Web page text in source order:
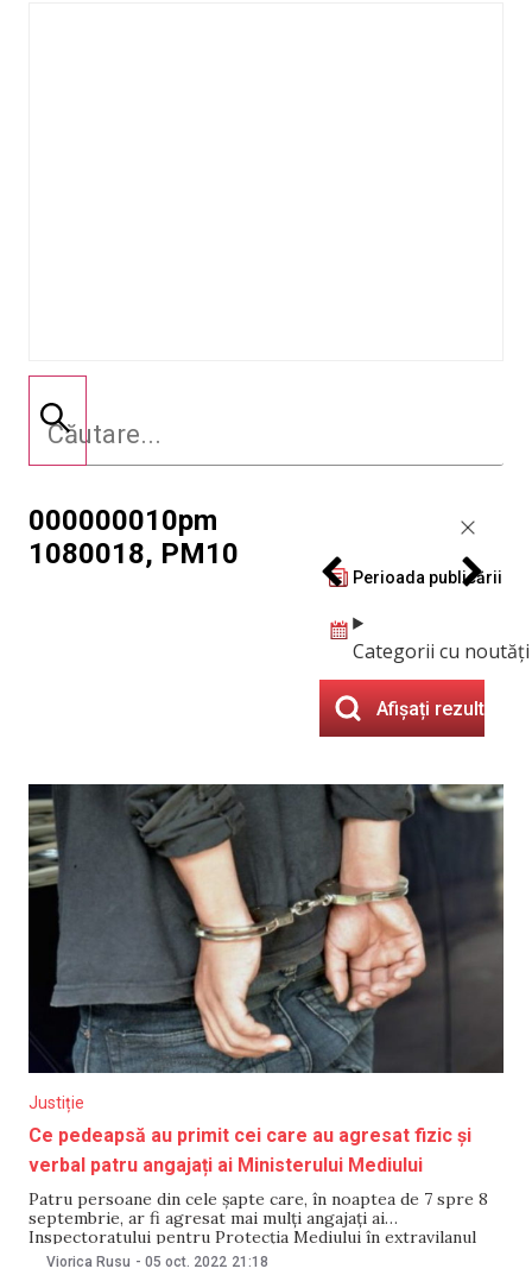
000000010pm
1080018, PM10
Perioada publicării
Categorii cu noutăți
Afișați rezultatele
Justiție
Ce pedeapsă au primit cei care au agresat fizic și
verbal patru angajați ai Ministerului Mediului
Patru persoane din cele șapte care, în noaptea de 7 spre 8
septembrie, ar fi agresat mai mulți angajați ai
Inspectoratului pentru Protecția Mediului în extravilanul
satului Ghidighici au fost plasate în arest la domiciliu
Viorica Rusu - 05 oct. 2022 21:18